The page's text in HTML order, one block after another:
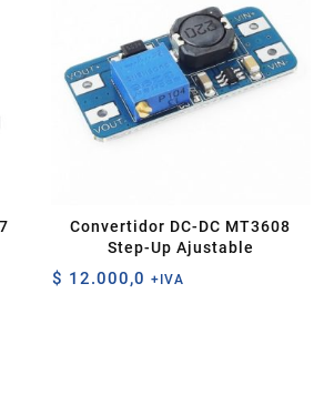
Convertidor DC-DC MT3608
Step-Up Ajustable
$ 12.000,0 +IVA